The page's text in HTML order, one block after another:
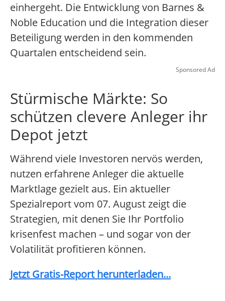
einhergeht. Die Entwicklung von Barnes &
Noble Education und die Integration dieser
Beteiligung werden in den kommenden
Quartalen entscheidend sein.
Sponsored Ad
Stürmische Märkte: So
schützen clevere Anleger ihr
Depot jetzt
Während viele Investoren nervös werden,
nutzen erfahrene Anleger die aktuelle
Marktlage gezielt aus. Ein aktueller
Spezialreport vom 07. August zeigt die
Strategien, mit denen Sie Ihr Portfolio
krisenfest machen – und sogar von der
Volatilität profitieren können.
Jetzt Gratis-Report herunterladen...